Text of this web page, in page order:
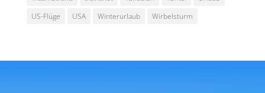
US-Flüge
USA Winterurlaub Wirbelsturm